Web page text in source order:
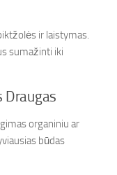
ir laistymas.
sumažinti iki
Draugas
organiniu ar
būdas